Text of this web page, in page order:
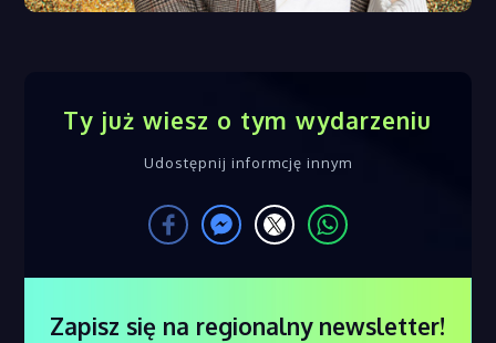
Ty już wiesz o tym wydarzeniu
Udostępnij informcję innym
Zapisz się na regionalny newsletter!